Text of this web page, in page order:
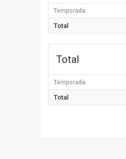
Temporada
Total
Total
Temporada
Total